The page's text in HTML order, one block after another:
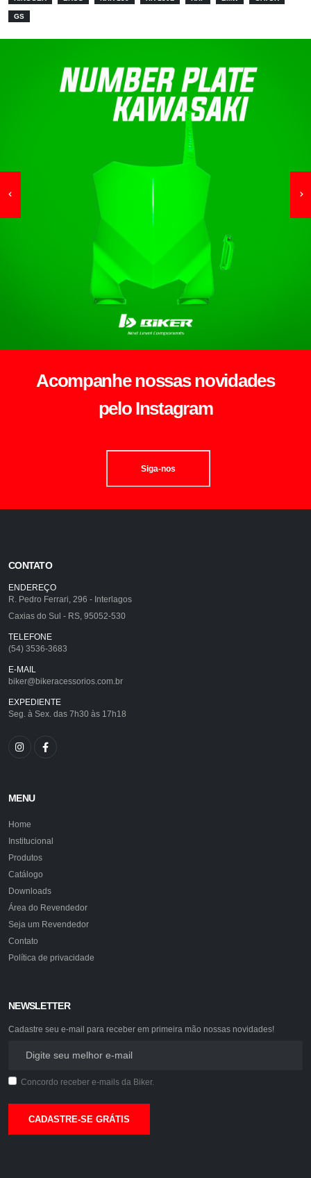
GS
Acompanhe nossas novidades
pelo Instagram
Siga-nos
CONTATO
ENDEREÇO
R. Pedro Ferrari, 296 - Interlagos
Caxias do Sul - RS, 95052-530
TELEFONE
(54) 3536-3683
E-MAIL
biker@bikeracessorios.com.br
EXPEDIENTE
Seg. à Sex. das 7h30 às 17h18
MENU
Home
Institucional
Produtos
Catálogo
Downloads
Área do Revendedor
Seja um Revendedor
Contato
Política de privacidade
NEWSLETTER
Cadastre seu e-mail para receber em primeira mão nossas novidades!
Concordo receber e-mails da Biker.
CADASTRE-SE GRÁTIS